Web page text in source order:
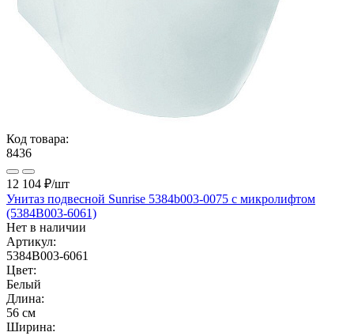
Код товара:
8436
12 104 ₽/шт
Унитаз подвесной Sunrise 5384b003-0075 с микролифтом
(5384B003-6061)
Нет в наличии
Артикул:
5384B003-6061
Цвет:
Белый
Длина:
56 см
Ширина: